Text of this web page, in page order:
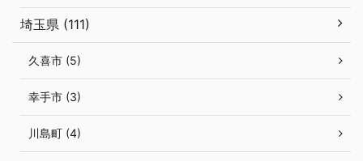
埼玉県 (111)
久喜市 (5)
幸手市 (3)
川島町 (4)